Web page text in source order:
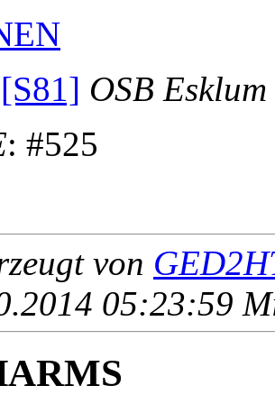
[S81] OSB Esklum
: #525
von
05:23:59